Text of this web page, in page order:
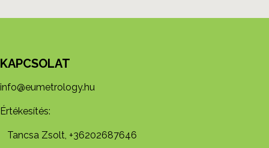
KAPCSOLAT
info@eumetrology.hu
Értékesítés:
Tancsa Zsolt, +36202687646